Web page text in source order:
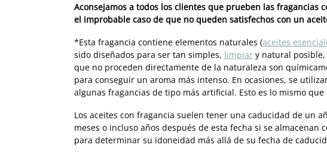
Aconsejamos a todos los clientes que prueben las
el improbable caso de que no queden satisfechos con un
*Esta fragancia contiene elementos naturales (aceites
sido diseñados para ser tan simples, limpiary natural posible,
que no proceden directamente de la naturaleza son
para conseguir un aroma más intenso. En ocasiones, se
algunas fragancias de tipo más artificial. Esto es lo mismo
Los aceites con fragancia suelen tener una caducidad de un
meses o incluso años después de esta fecha si se
para determinar su idoneidad más allá de su fecha de